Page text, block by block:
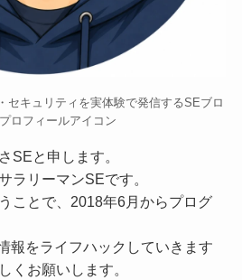
セキュリティを実体験で発信するSEブロ
ロフィールアイコン
SEと申します。
ラリーマンSEです。
ことで、2018年6月からプログ
報をライフハックしていきます
くお願いします。